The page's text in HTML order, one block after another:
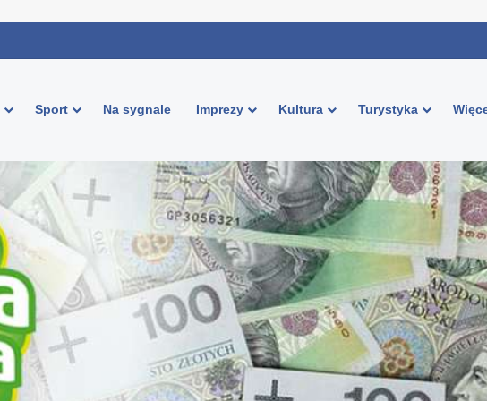
Sport Na sygnale Imprezy Kultura Turystyka